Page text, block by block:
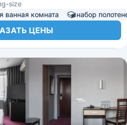
size
ванная комната набор
ЦЕНЫ